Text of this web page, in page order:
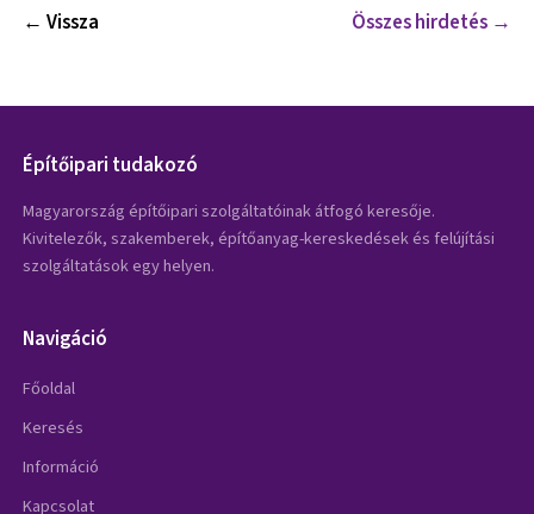
← Vissza Összes hirdetés →
Építőipari tudakozó
Magyarország építőipari szolgáltatóinak átfogó keresője.
Kivitelezők, szakemberek, építőanyag-kereskedések és felújítási
szolgáltatások egy helyen.
Navigáció
Főoldal
Keresés
Információ
Kapcsolat